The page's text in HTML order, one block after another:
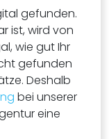
gefunden.
ist, wird von
wie gut Ihr
gefunden
Deshalb
bei unserer
eine